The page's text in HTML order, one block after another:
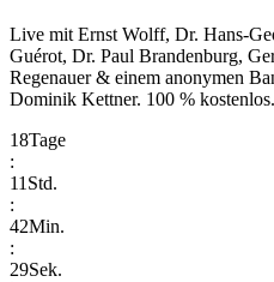
Live mitErnst Wolff, Dr. Hans-
Guérot, Dr. Paul Brandenburg,
Regenauer & einem anonymen
Dominik Kettner. 100 % kostenlos.
18Tage
:
11Std.
:
42Min.
:
29Sek.